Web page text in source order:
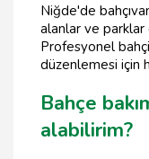
Niğde'de
alanlar ve parklar
Profesyonel
düzenlemesi için
Bahçe
alabilirim?